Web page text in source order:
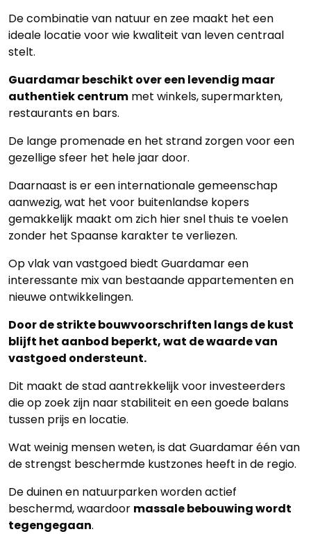
Over
ons
Ons
team
kantoor
Onze
werkwijze
Contacteer
ons
Blog
Cookies
De combinatie van natuur en zee maakt het een
ideale locatie voor wie kwaliteit van leven centraal
stelt.
Guardamar beschikt over een levendig maar
authentiek centrum met winkels, supermarkten,
restaurants en bars.
De lange promenade en het strand zorgen voor een
gezellige sfeer het hele jaar door.
Daarnaast is er een internationale gemeenschap
aanwezig, wat het voor buitenlandse kopers
gemakkelijk maakt om zich hier snel thuis te voelen
zonder het Spaanse karakter te verliezen.
Op vlak van vastgoed biedt Guardamar een
interessante mix van bestaande appartementen en
nieuwe ontwikkelingen.
Door de strikte bouwvoorschriften langs de kust
blijft het aanbod beperkt, wat de waarde van
vastgoed ondersteunt.
Dit maakt de stad aantrekkelijk voor investeerders
die op zoek zijn naar stabiliteit en een goede balans
tussen prijs en locatie.
Wat weinig mensen weten, is dat Guardamar één van
de strengst beschermde kustzones heeft in de regio.
De duinen en natuurparken worden actief
beschermd, waardoor massale bebouwing wordt
tegengegaan.